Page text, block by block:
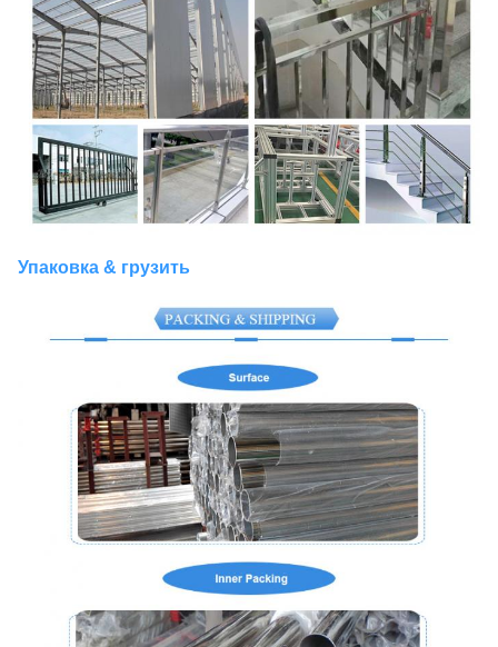
Упаковка & грузить